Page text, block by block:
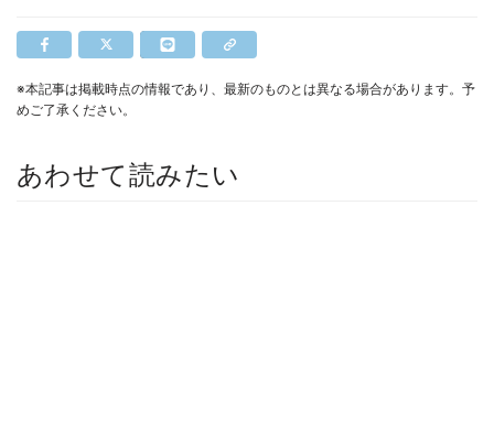
※本記事は掲載時点の情報であり、最新のものとは異なる場合があります。予
めご了承ください。
あわせて読みたい